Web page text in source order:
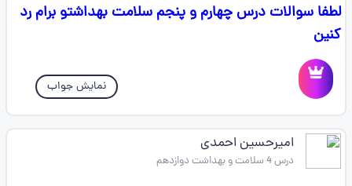
لطفا سوالات درس چهارم و پنجم سلامت بهداشتو برام رد
کنین
نمایش جواب
امیرحسین احمدی
درس 4 سلامت و بهداشت دوازدهم